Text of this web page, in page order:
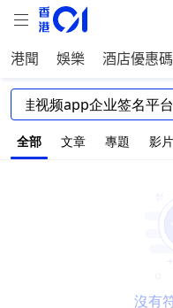
港聞 娛樂 酒店優惠碼